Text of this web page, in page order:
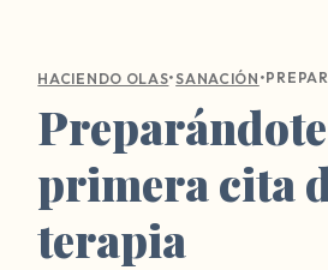
HACIENDO OLAS•SANACIÓN •
primera cita
terapia